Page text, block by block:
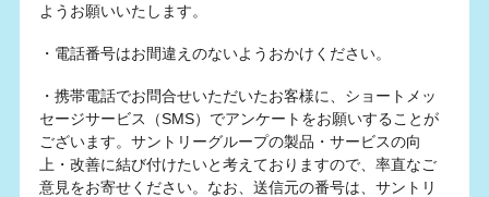
ようお願いいたします。
・電話番号はお間違えのないようおかけください。
・携帯電話でお問合せいただいたお客様に、ショートメッ
セージサービス（SMS）でアンケートをお願いすることが
ございます。サントリーグループの製品・サービスの向
上・改善に結び付けたいと考えておりますので、率直なご
意見をお寄せください。なお、送信元の番号は、サントリ